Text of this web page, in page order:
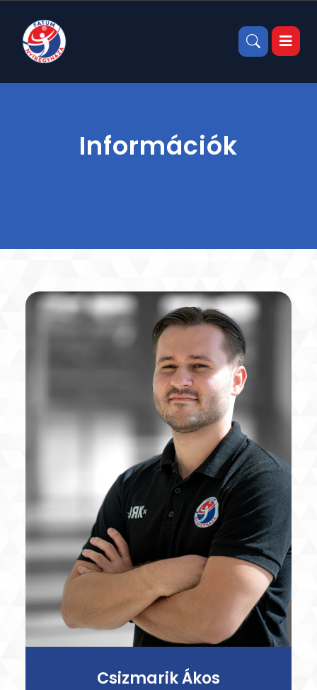
Információk
Csizmarik Ákos